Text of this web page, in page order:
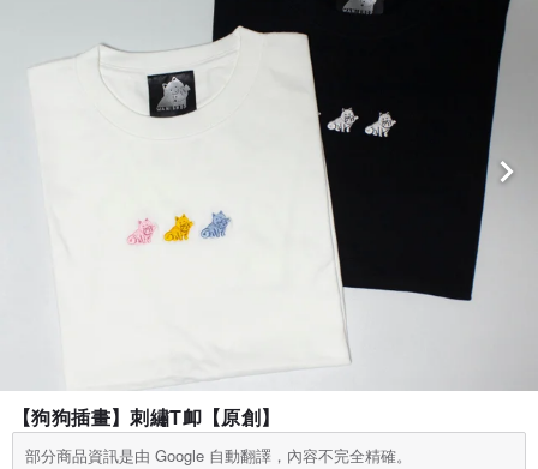
【狗狗插畫】刺繡T卹【原創】
部分商品資訊是由 Google 自動翻譯，內容不完全精確。